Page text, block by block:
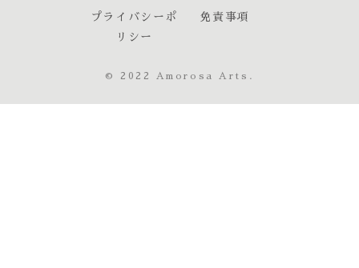
プライバシーポ
リシー
免責事項
© 2022 Amorosa Arts.